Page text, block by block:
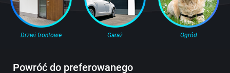
Drzwi frontowe Garaż Ogród
Powróć do preferowanego